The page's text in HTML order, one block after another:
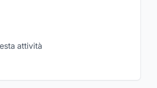
attività